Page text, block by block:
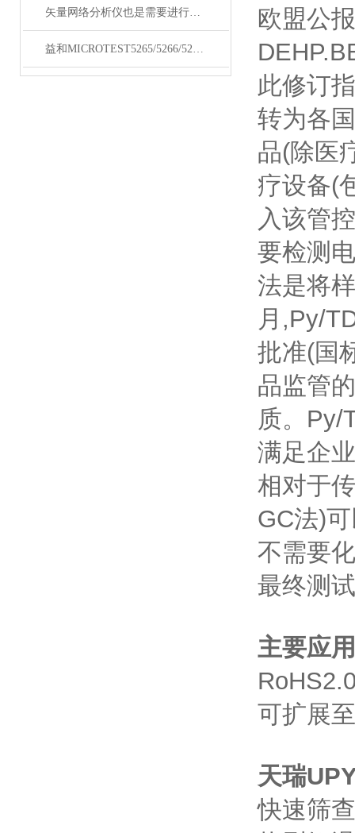
矢量网络分析仪也是需要进行日常维护的
益和MICROTEST5265/5266/5267变压器测试仪
欧盟公报
此修订
转为各
品(除医
疗设备(
入该管
要检测
法是将
月 ,Py/
批准(国
品监管的
质。 Py/
满足企
相对于
GC法)
不需要
最终测
主要应
可扩展至
天瑞
快速筛查